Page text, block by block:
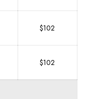
$102
$102